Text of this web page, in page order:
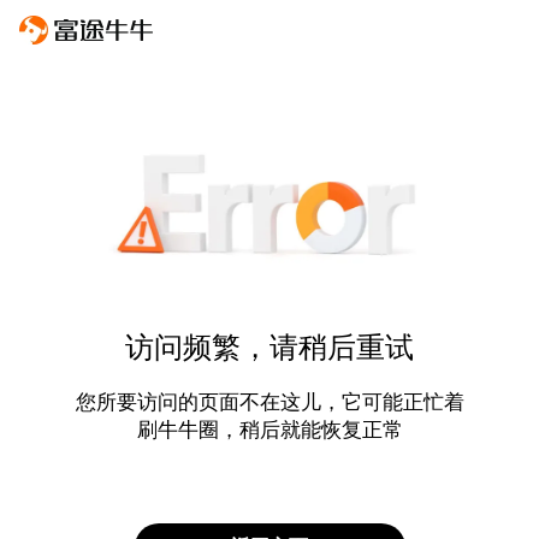
访问频繁，请稍后重试
您所要访问的页面不在这儿，它可能正忙着
刷牛牛圈，稍后就能恢复正常